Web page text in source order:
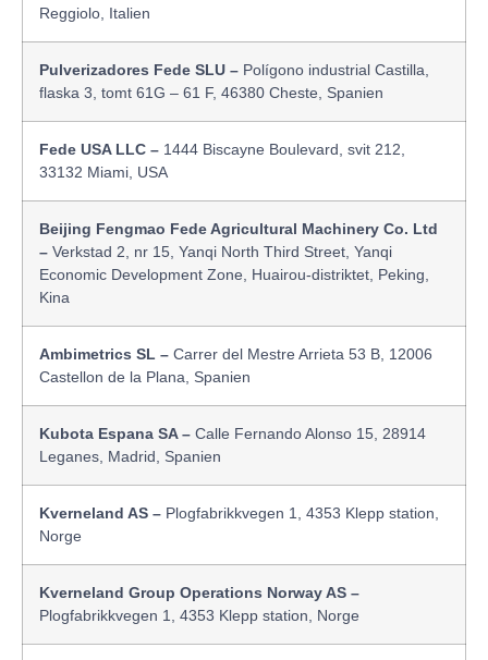
Reggiolo, Italien
Pulverizadores Fede SLU – Polígono industrial Castilla,
flaska 3, tomt 61G – 61 F, 46380 Cheste, Spanien
Fede USA LLC – 1444 Biscayne Boulevard, svit 212,
33132 Miami, USA
Beijing Fengmao Fede Agricultural Machinery Co. Ltd
– Verkstad 2, nr 15, Yanqi North Third Street, Yanqi
Economic Development Zone, Huairou-distriktet, Peking,
Kina
Ambimetrics SL – Carrer del Mestre Arrieta 53 B, 12006
Castellon de la Plana, Spanien
Kubota Espana SA – Calle Fernando Alonso 15, 28914
Leganes, Madrid, Spanien
Kverneland AS – Plogfabrikkvegen 1, 4353 Klepp station,
Norge
Kverneland Group Operations Norway AS –
Plogfabrikkvegen 1, 4353 Klepp station, Norge